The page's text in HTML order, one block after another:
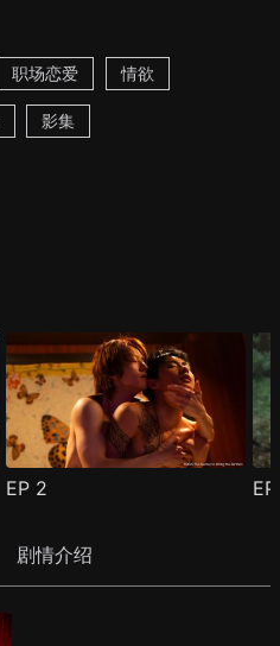
职场恋爱 情欲
影集
EP 2
剧情介绍